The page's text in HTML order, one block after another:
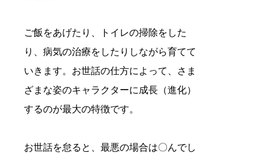
ご飯をあげたり、トイレの掃除をした
り、病気の治療をしたりしながら育てて
いきます。お世話の仕方によって、さま
ざまな姿のキャラクターに成長（進化）
するのが最大の特徴です。
お世話を怠ると、最悪の場合は〇んでし